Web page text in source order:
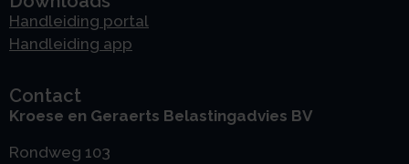
Handleiding portal
Handleiding app
Contact
Kroese en Geraerts Belastingadvies BV
Rondweg 103